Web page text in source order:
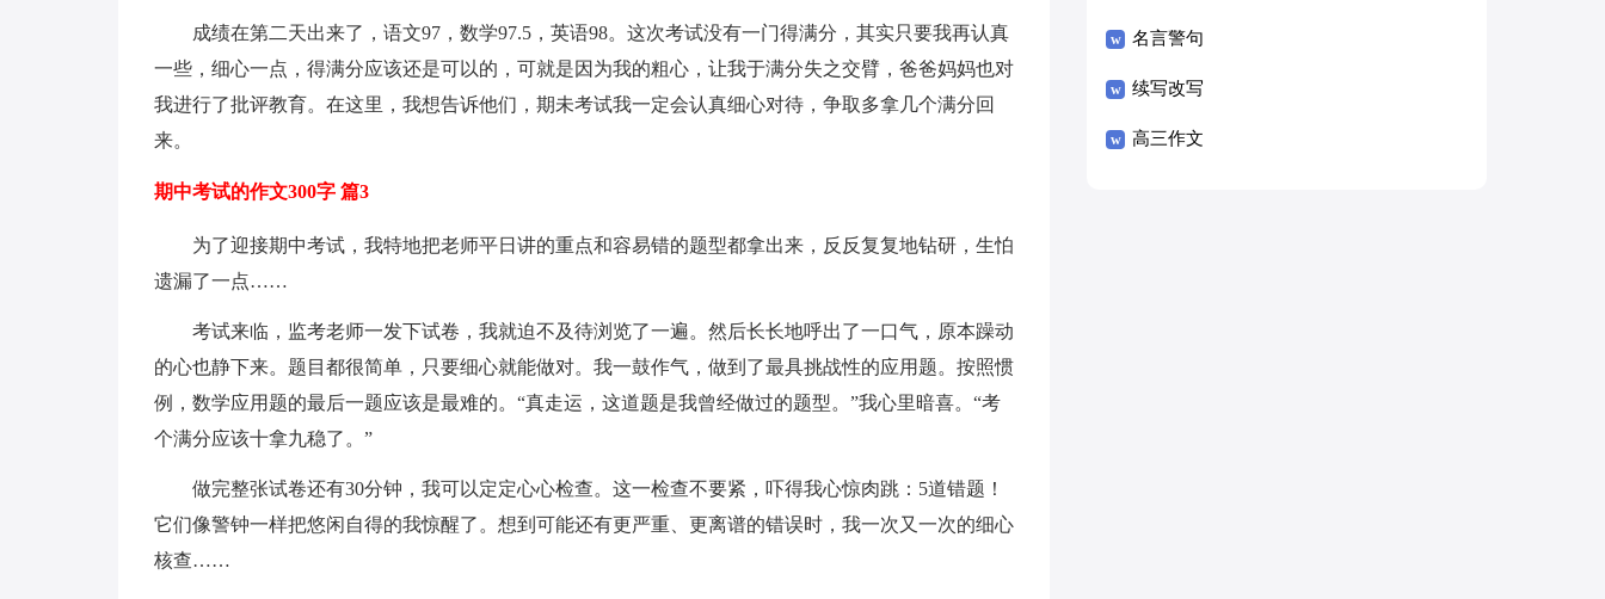
成绩在第二天出来了，语文97，数学97.5，英语98。这次考试没有一门得满分，其实只要我再认真
一些，细心一点，得满分应该还是可以的，可就是因为我的粗心，让我于满分失之交臂，爸爸妈妈也对
我进行了批评教育。在这里，我想告诉他们，期未考试我一定会认真细心对待，争取多拿几个满分回
来。
期中考试的作文300字 篇3
为了迎接期中考试，我特地把老师平日讲的重点和容易错的题型都拿出来，反反复复地钻研，生怕
遗漏了一点……
考试来临，监考老师一发下试卷，我就迫不及待浏览了一遍。然后长长地呼出了一口气，原本躁动
的心也静下来。题目都很简单，只要细心就能做对。我一鼓作气，做到了最具挑战性的应用题。按照惯
例，数学应用题的最后一题应该是最难的。“真走运，这道题是我曾经做过的题型。”我心里暗喜。“考
个满分应该十拿九稳了。”
做完整张试卷还有30分钟，我可以定定心心检查。这一检查不要紧，吓得我心惊肉跳：5道错题！
它们像警钟一样把悠闲自得的我惊醒了。想到可能还有更严重、更离谱的错误时，我一次又一次的细心
核查……
名言警句
续写改写
高三作文